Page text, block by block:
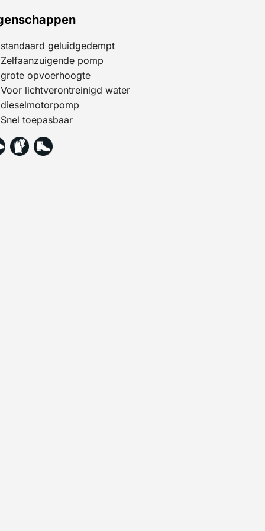
standaard geluidgedempt
Zelfaanzuigende pomp
grote opvoerhoogte
Voor lichtverontreinigd water
dieselmotorpomp
Snel toepasbaar